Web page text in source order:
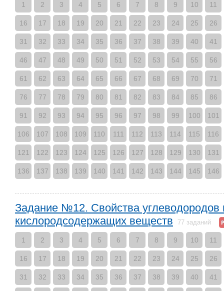
1 2 3 4 5 6 7 8 9 10 11
16 17 18 19 20 21 22 23 24 25 26
31 32 33 34 35 36 37 38 39 40 41
46 47 48 49 50 51 52 53 54 55 56
61 62 63 64 65 66 67 68 69 70 71
76 77 78 79 80 81 82 83 84 85 86
91 92 93 94 95 96 97 98 99 100 101
106 107 108 109 110 111 112 113 114 115 116
121 122 123 124 125 126 127 128 129 130 131
136 137 138 139 140 141 142 143 144 145 146
Задание №12. Свойства углеводородов
кислородсодержащих веществ
77 заданий
1 2 3 4 5 6 7 8 9 10 11
16 17 18 19 20 21 22 23 24 25 26
31 32 33 34 35 36 37 38 39 40 41